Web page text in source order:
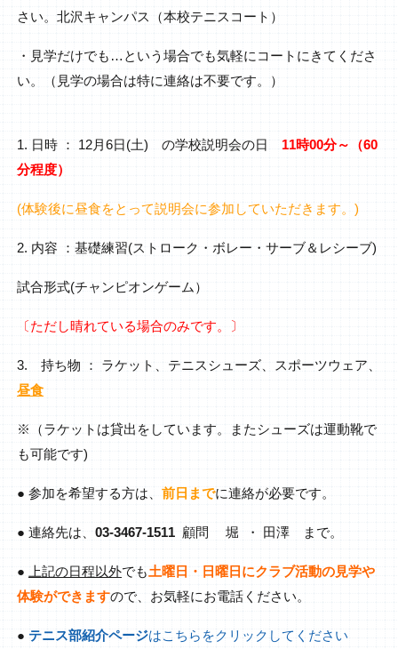
さい。北沢キャンパス（本校テニスコート）
・見学だけでも…という場合でも気軽にコートにきてくださ
い。（見学の場合は特に連絡は不要です。）
1. 日時 ： 12月6日(土) の学校説明会の日 11時00分～（60
分程度）
(体験後に昼食をとって説明会に参加していただきます。)
2. 内容 ：基礎練習(ストローク・ボレー・サーブ＆レシーブ)
試合形式(チャンピオンゲーム）
〔ただし晴れている場合のみです。〕
3. 持ち物 ： ラケット、テニスシューズ、スポーツウェア、
昼食
※（ラケットは貸出をしています。またシューズは運動靴で
も可能です)
● 参加を希望する方は、 前日までに連絡が必要です。
● 連絡先は、 03-3467-1511 顧問 堀 ・ 田澤 まで。
● 上記の日程以外でも土曜日・日曜日にクラブ活動の見学や
体験ができますので、お気軽にお電話ください。
● テニス部紹介ページはこちらをクリックしてください